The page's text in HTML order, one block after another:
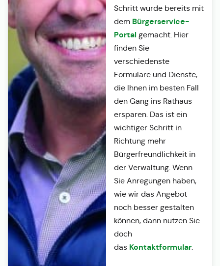
Schritt wurde bereits mit
dem Bürgerservice-
Portalgemacht. Hier
finden Sie
verschiedenste
Formulare und Dienste,
die Ihnen im besten Fall
den Gang ins Rathaus
ersparen. Das ist ein
wichtiger Schritt in
Richtung mehr
Bürgerfreundlichkeit in
der Verwaltung. Wenn
Sie Anregungen haben,
wie wir das Angebot
noch besser gestalten
können, dann nutzen Sie
doch
das Kontaktformular.